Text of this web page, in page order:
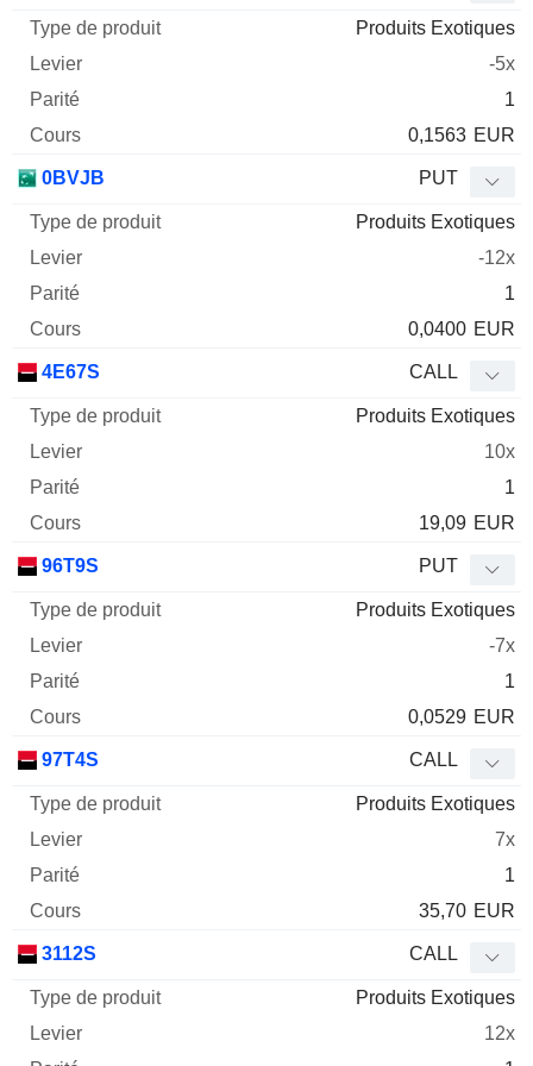
Produits Exotiques
-5x
1
0,1563 EUR
0BVJB PUT
Produits Exotiques
-12x
1
0,0400 EUR
4E67S CALL
Produits Exotiques
10x
1
19,09 EUR
96T9S PUT
Produits Exotiques
-7x
1
0,0529 EUR
97T4S CALL
Produits Exotiques
7x
1
35,70 EUR
3112S CALL
Produits Exotiques
12x